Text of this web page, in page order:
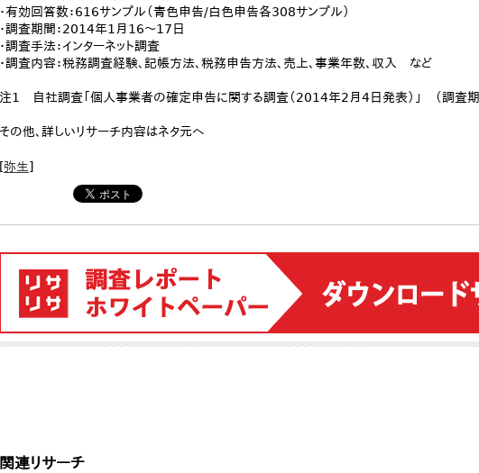
・有効回答数：616サンプル（青色申告/白色申告各308サンプル）
・調査期間：2014年1月16～17日
・調査手法：インターネット調査
・調査内容：税務調査経験、記帳方法、税務申告方法、売上、事業年数、収入 など
注1 自社調査「個人事業者の確定申告に関する調査（2014年2月4日発表）」 （調査
その他、詳しいリサーチ内容はネタ元へ
[弥生]
関連リサーチ